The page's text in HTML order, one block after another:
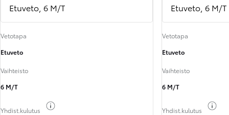
Etuveto, 6 M/T
Vetotapa
Etuveto
Vaihteisto
6 M/T
Yhdist.kulutus
Etuveto, 6 M/T
Vetotapa
Etuveto
Vaihteisto
6 M/T
Yhdist.kulutus